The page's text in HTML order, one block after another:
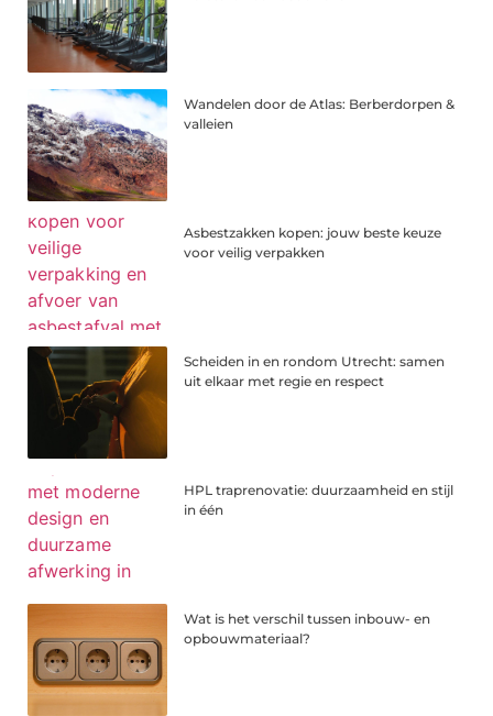
Wandelen door de Atlas: Berberdorpen &
valleien
Asbestzakken kopen: jouw beste keuze
voor veilig verpakken
Scheiden in en rondom Utrecht: samen
uit elkaar met regie en respect
HPL traprenovatie: duurzaamheid en stijl
in één
Wat is het verschil tussen inbouw- en
opbouwmateriaal?